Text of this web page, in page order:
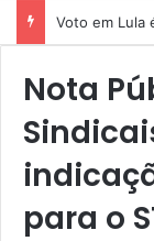
Voto em Lula
Nota
para o